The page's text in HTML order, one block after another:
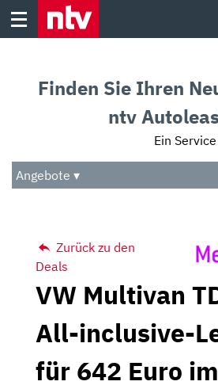
Skip
Audio
Das Beste
Finden Sie Ihren
ntv
Ein
Angebote ▾
Zurück zu den
Deals
VW Multivan
All-inclusive-
für 642 Euro